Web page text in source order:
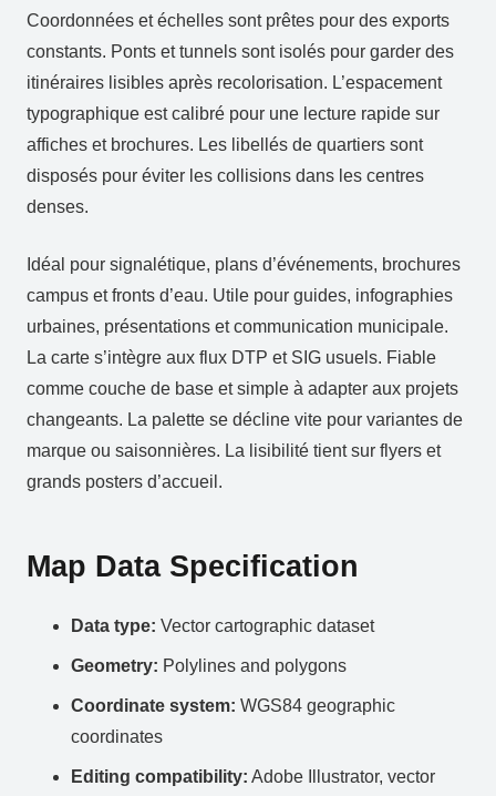
Coordonnées et échelles sont prêtes pour des exports
constants. Ponts et tunnels sont isolés pour garder des
itinéraires lisibles après recolorisation. L’espacement
typographique est calibré pour une lecture rapide sur
affiches et brochures. Les libellés de quartiers sont
disposés pour éviter les collisions dans les centres
denses.
Idéal pour signalétique, plans d’événements, brochures
campus et fronts d’eau. Utile pour guides, infographies
urbaines, présentations et communication municipale.
La carte s’intègre aux flux DTP et SIG usuels. Fiable
comme couche de base et simple à adapter aux projets
changeants. La palette se décline vite pour variantes de
marque ou saisonnières. La lisibilité tient sur flyers et
grands posters d’accueil.
Map Data Specification
Data type: Vector cartographic dataset
Geometry: Polylines and polygons
Coordinate system: WGS84 geographic
coordinates
Editing compatibility: Adobe Illustrator, vector